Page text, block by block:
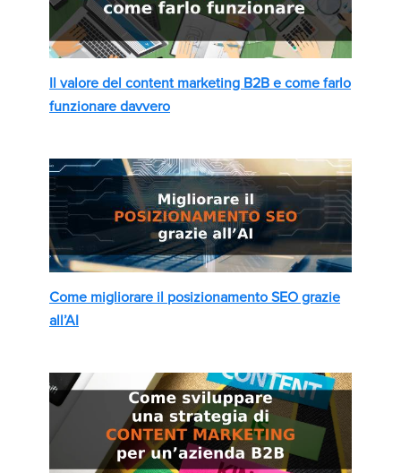
Il valore del content marketing B2B e come farlo
funzionare davvero
Come migliorare il posizionamento SEO grazie
all’AI